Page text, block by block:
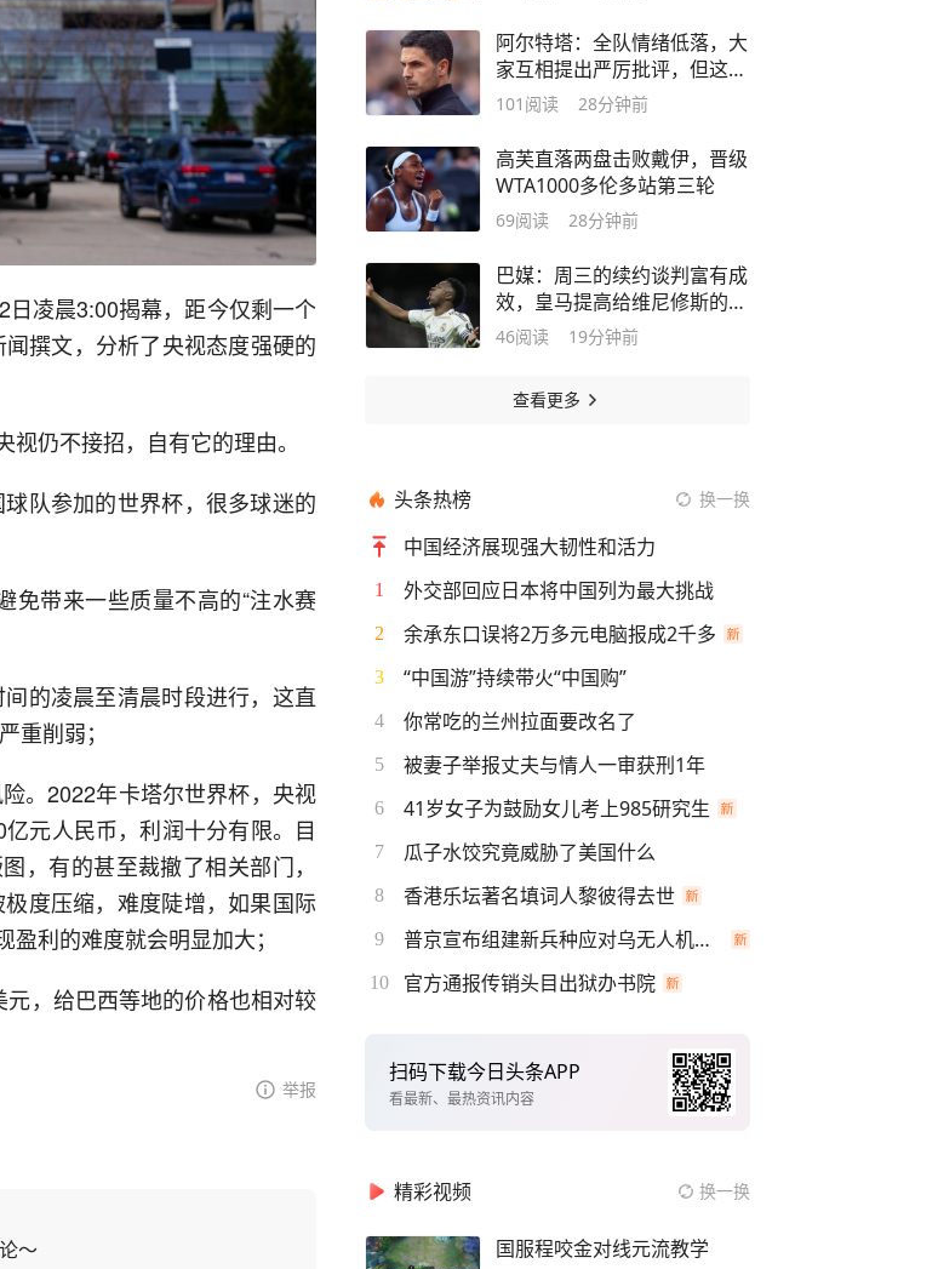
凌晨3:00揭幕，距今仅剩一个
撰文，分析了央视态度强硬的
仍不接招，自有它的理由。
队参加的世界杯，很多球迷的
免带来一些质量不高的“注水赛
的凌晨至清晨时段进行，这直
重削弱；
。2022年卡塔尔世界杯，央视
元人民币，利润十分有限。目
，有的甚至裁撤了相关部门，
度压缩，难度陡增，如果国际
利的难度就会明显加大；
，给巴西等地的价格也相对较
举报
～
阿尔特塔：全队情绪低落，大
家互相提出严厉批评，但这反
而是好事
101 阅读 28分钟前
高芙直落两盘击败戴伊，晋级
WTA1000多伦多站第三轮
69阅读 28分钟前
巴媒：周三的续约谈判富有成
效，皇马提高给维尼修斯的肖
像权分成
46阅读 19分钟前
查看更多
头条热榜 换一换
中国经济展现强大韧性和活力
1 外交部回应日本将中国列为最大挑战
2 余承东口误将2万多元电脑报成2千多
3 “中国游”持续带火“中国购”
4 你常吃的兰州拉面要改名了
5 被妻子举报丈夫与情人一审获刑1年
6 41岁女子为鼓励女儿考上985研究生
7 瓜子水饺究竟威胁了美国什么
8 香港乐坛著名填词人黎彼得去世
9 普京宣布组建新兵种应对乌无人机进攻
10 官方通报传销头目出狱办书院
扫码下载今日头条APP
看最新、最热资讯内容
精彩视频 换一换
国服程咬金对线元流教学